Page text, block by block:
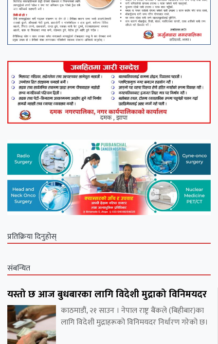
प्रतिक्रिया दिनुहोस्
संबन्धित
यस्तो छ आज बुधबारका लागि विदेशी मुद्राको विनिमयदर
काठमाडौं, २१ साउन । नेपाल राष्ट्र बैंकले (बिहीबार)का
लागि विदेशी मुद्राहरूको विनिमयदर निर्धारण गरेको छ।